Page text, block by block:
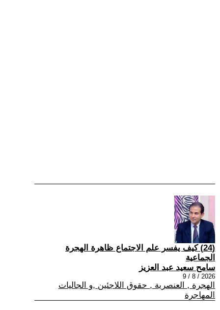
(24) كيف يفسر علم الاجتماع ظاهرة الهجرة
الجماعية
سامح سعيد عبد العزيز
2026 / 8 / 9
الهجرة , العنصرية , حقوق اللاجئين ,و الجاليات
المهاجرة